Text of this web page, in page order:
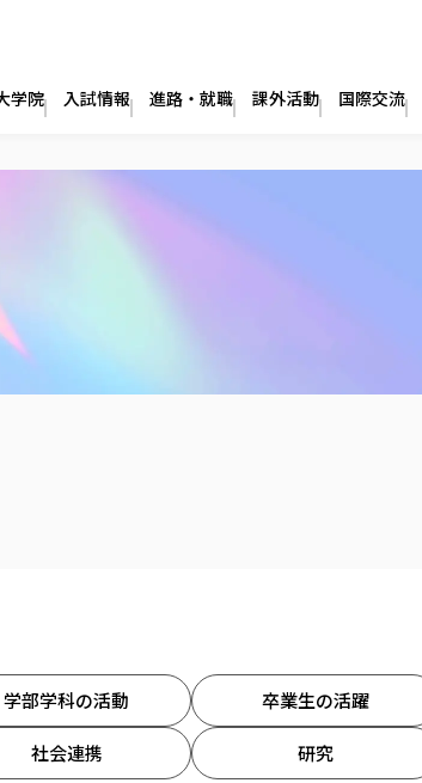
学院 入試情報 進路・就職 課外活動 国際交流
学部学科の活動 卒業生の活躍
社会連携 研究